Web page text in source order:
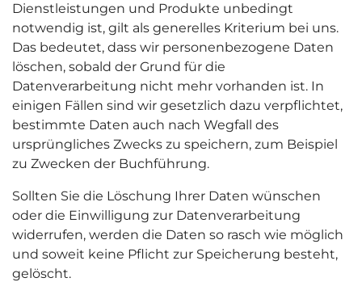
Dienstleistungen und Produkte unbedingt
notwendig ist, gilt als generelles Kriterium bei uns.
Das bedeutet, dass wir personenbezogene Daten
löschen, sobald der Grund für die
Datenverarbeitung nicht mehr vorhanden ist. In
einigen Fällen sind wir gesetzlich dazu verpflichtet,
bestimmte Daten auch nach Wegfall des
ursprüngliches Zwecks zu speichern, zum Beispiel
zu Zwecken der Buchführung.
Sollten Sie die Löschung Ihrer Daten wünschen
oder die Einwilligung zur Datenverarbeitung
widerrufen, werden die Daten so rasch wie möglich
und soweit keine Pflicht zur Speicherung besteht,
gelöscht.